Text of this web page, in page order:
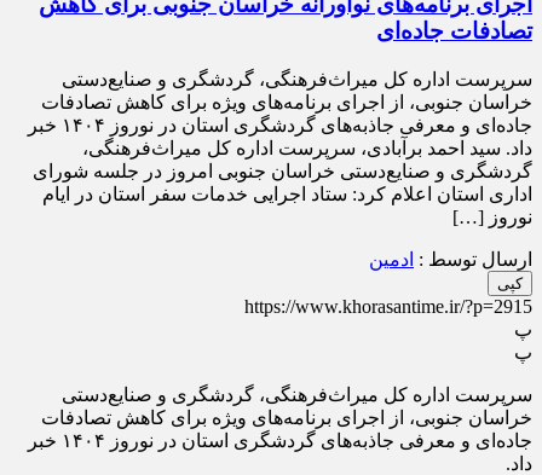
تصادفات جاده‌ای
سرپرست اداره کل میراث‌فرهنگی، گردشگری و صنایع‌دستی
خراسان جنوبی، از اجرای برنامه‌های ویژه برای کاهش تصادفات
جاده‌ای و معرفی جاذبه‌های گردشگری استان در نوروز ۱۴۰۴ خبر
داد. سید احمد برآبادی، سرپرست اداره کل میراث‌فرهنگی،
گردشگری و صنایع‌دستی خراسان جنوبی امروز در جلسه شورای
اداری استان اعلام کرد: ستاد اجرایی خدمات سفر استان در ایام
نوروز […]
ارسال توسط : ادمین
کپی
https://www.khorasantime.ir/?p=2915
پ
پ
سرپرست اداره کل میراث‌فرهنگی، گردشگری و صنایع‌دستی
خراسان جنوبی، از اجرای برنامه‌های ویژه برای کاهش تصادفات
جاده‌ای و معرفی جاذبه‌های گردشگری استان در نوروز ۱۴۰۴ خبر
داد.